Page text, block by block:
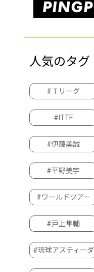
人気のタグ
#Ｔリーグ
#ITTF
#伊藤美誠
#平野美宇
#ワールドツアー
#戸上隼輔
#琉球アスティーダ